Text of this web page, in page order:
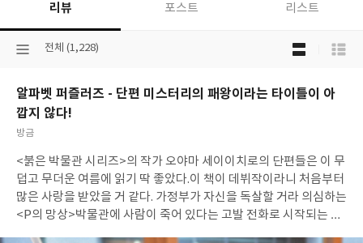
리뷰 포스트 리스트
선
분
류
전체 (1,228)
기
선
알파벳 퍼즐러즈 - 단편 미스터리의 패왕이라는 타이틀이 아
깝지 않다!
작
일
방금
<붉은 박물관 시리즈>의 작가 오야마 세이이치로의 단편들은 이 무
덥고 무더운 여름에 읽기 딱 좋았다.이 책이 데뷔작이라니 처음부터
많은 사랑을 받았을 거 같다. 가정부가 자신을 독살할 거라 의심하는
<P의 망상>박물관에 사람이 죽어 있다는 고발 전화로 시작되는 <F